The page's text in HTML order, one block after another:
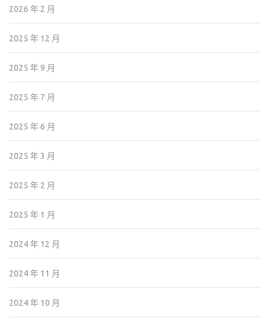
2026 年 2 月
2025 年 12 月
2025 年 9 月
2025 年 7 月
2025 年 6 月
2025 年 3 月
2025 年 2 月
2025 年 1 月
2024 年 12 月
2024 年 11 月
2024 年 10 月